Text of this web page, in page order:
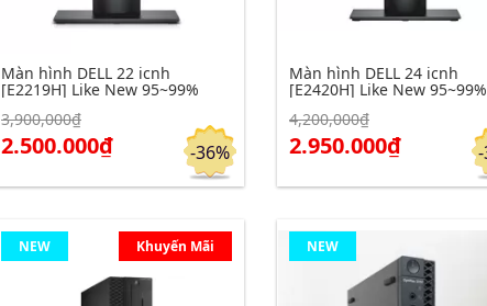
Click để xem chi tiết Đặt hàng
Màn hình DELL 22 icnh
[E2219H] Like New 95~99%
3,900,000₫
2.500.000₫ -36%
Click để xem chi tiết Đặt
Màn hình DELL 24 icnh
[E2420H] Like New 95~99%
4,200,000₫
2.950.000₫
Khuyến Mãi
NEW NEW